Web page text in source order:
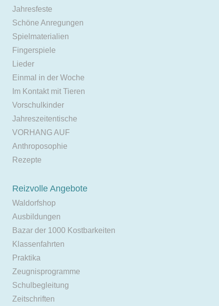
Jahresfeste
Schöne Anregungen
Spielmaterialien
Fingerspiele
Lieder
Einmal in der Woche
Im Kontakt mit Tieren
Vorschulkinder
Jahreszeitentische
VORHANG AUF
Anthroposophie
Rezepte
Reizvolle Angebote
Waldorfshop
Ausbildungen
Bazar der 1000 Kostbarkeiten
Klassenfahrten
Praktika
Zeugnisprogramme
Schulbegleitung
Zeitschriften